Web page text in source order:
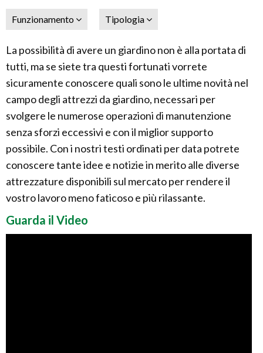
Funzionamento Tipologia
La possibilità di avere un giardino non è alla portata di
tutti, ma se siete tra questi fortunati vorrete
sicuramente conoscere quali sono le ultime novità nel
campo degli attrezzi da giardino, necessari per
svolgere le numerose operazioni di manutenzione
senza sforzi eccessivi e con il miglior supporto
possibile. Con i nostri testi ordinati per data potrete
conoscere tante idee e notizie in merito alle diverse
attrezzature disponibili sul mercato per rendere il
vostro lavoro meno faticoso e più rilassante.
Guarda il Video